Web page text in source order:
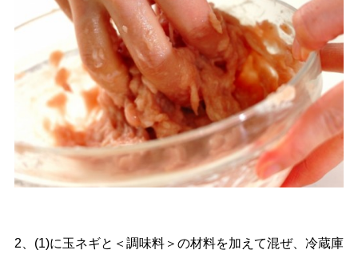
2、(1)に玉ネギと＜調味料＞の材料を加えて混ぜ、冷蔵庫